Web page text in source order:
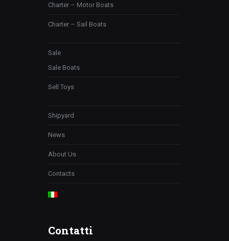
Charter – Motor Boats
Charter – Sail Boats
Sale
Sale Boats
Sell Toys
Shipyard
News
About Us
Contacts
Contatti